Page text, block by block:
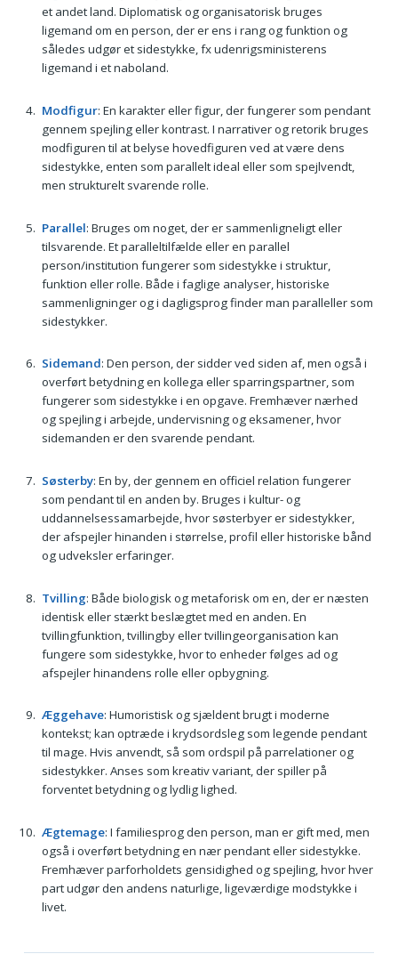
et andet land. Diplomatisk og organisatorisk bruges
ligemand om en person, der er ens i rang og funktion og
således udgør et sidestykke, fx udenrigsministerens
ligemand i et naboland.
Modfigur: En karakter eller figur, der fungerer som pendant
gennem spejling eller kontrast. I narrativer og retorik bruges
modfiguren til at belyse hovedfiguren ved at være dens
sidestykke, enten som parallelt ideal eller som spejlvendt,
men strukturelt svarende rolle.
Parallel: Bruges om noget, der er sammenligneligt eller
tilsvarende. Et paralleltilfælde eller en parallel
person/institution fungerer som sidestykke i struktur,
funktion eller rolle. Både i faglige analyser, historiske
sammenligninger og i dagligsprog finder man paralleller som
sidestykker.
Sidemand: Den person, der sidder ved siden af, men også i
overført betydning en kollega eller sparringspartner, som
fungerer som sidestykke i en opgave. Fremhæver nærhed
og spejling i arbejde, undervisning og eksamener, hvor
sidemanden er den svarende pendant.
Søsterby: En by, der gennem en officiel relation fungerer
som pendant til en anden by. Bruges i kultur- og
uddannelsessamarbejde, hvor søsterbyer er sidestykker,
der afspejler hinanden i størrelse, profil eller historiske bånd
og udveksler erfaringer.
Tvilling: Både biologisk og metaforisk om en, der er næsten
identisk eller stærkt beslægtet med en anden. En
tvillingfunktion, tvillingby eller tvillingeorganisation kan
fungere som sidestykke, hvor to enheder følges ad og
afspejler hinandens rolle eller opbygning.
Æggehave: Humoristisk og sjældent brugt i moderne
kontekst; kan optræde i krydsordsleg som legende pendant
til mage. Hvis anvendt, så som ordspil på parrelationer og
sidestykker. Anses som kreativ variant, der spiller på
forventet betydning og lydlig lighed.
Ægtemage: I familiesprog den person, man er gift med, men
også i overført betydning en nær pendant eller sidestykke.
Fremhæver parforholdets gensidighed og spejling, hvor hver
part udgør den andens naturlige, ligeværdige modstykke i
livet.